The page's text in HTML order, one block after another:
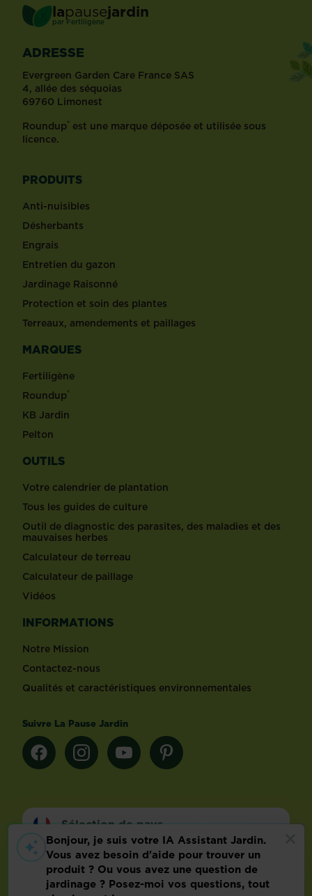
lapausejardin
par Fertiligène ®
ADRESSE
Evergreen Garden Care France SAS
4, allée des séquoias
69760 Limonest
Roundup® est une marque déposée et utilisée sous
licence.
PRODUITS
Anti-nuisibles
Désherbants
Engrais
Entretien du gazon
Jardinage Raisonné
Protection et soin des plantes
Terreaux, amendements et paillages
MARQUES
Fertiligène
Roundup®
KB Jardin
Pelton
OUTILS
Votre calendrier de plantation
Tous les guides de culture
Outil de diagnostic des parasites, des maladies et des
mauvaises herbes
Calculateur de terreau
Calculateur de paillage
Vidéos
INFORMATIONS
Notre Mission
Contactez-nous
Qualités et caractéristiques environnementales
Suivre La Pause Jardin
Sélection de pays
Footer
Mentions légalesFAQ
Politique relative aux données personnelles